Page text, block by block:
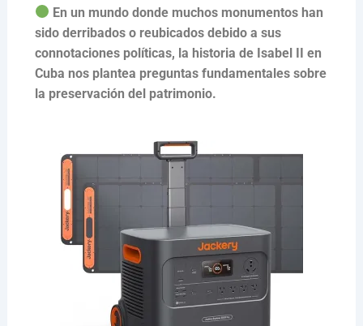
En un mundo donde muchos monumentos han
sido derribados o reubicados debido a sus
connotaciones políticas, la historia de Isabel II en
Cuba nos plantea preguntas fundamentales sobre
la preservación del patrimonio.